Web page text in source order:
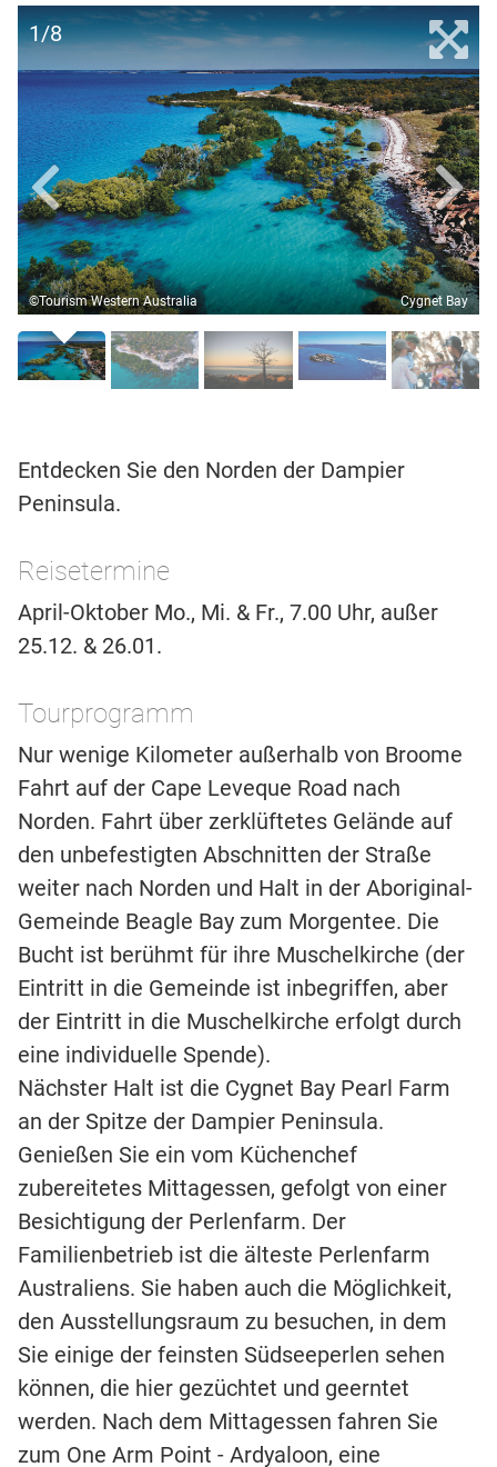
1/8
©Tourism Western Australia Cygnet Bay
Entdecken Sie den Norden der Dampier
Peninsula.
Reisetermine
April-Oktober Mo., Mi. & Fr., 7.00 Uhr, außer
25.12. & 26.01.
Tourprogramm
Nur wenige Kilometer außerhalb von Broome
Fahrt auf der Cape Leveque Road nach
Norden. Fahrt über zerklüftetes Gelände auf
den unbefestigten Abschnitten der Straße
weiter nach Norden und Halt in der Aboriginal-
Gemeinde Beagle Bay zum Morgentee. Die
Bucht ist berühmt für ihre Muschelkirche (der
Eintritt in die Gemeinde ist inbegriffen, aber
der Eintritt in die Muschelkirche erfolgt durch
eine individuelle Spende).
Nächster Halt ist die Cygnet Bay Pearl Farm
an der Spitze der Dampier Peninsula.
Genießen Sie ein vom Küchenchef
zubereitetes Mittagessen, gefolgt von einer
Besichtigung der Perlenfarm. Der
Familienbetrieb ist die älteste Perlenfarm
Australiens. Sie haben auch die Möglichkeit,
den Ausstellungsraum zu besuchen, in dem
Sie einige der feinsten Südseeperlen sehen
können, die hier gezüchtet und geerntet
werden. Nach dem Mittagessen fahren Sie
zum One Arm Point - Ardyaloon, eine